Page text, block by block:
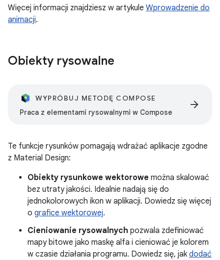
Więcej informacji znajdziesz w artykule Wprowadzenie do
animacji.
Obiekty rysowalne
WYPRÓBUJ METODĘ COMPOSE
Praca z elementami rysowalnymi w Compose
arrow_forward
Te funkcje rysunków pomagają wdrażać aplikacje zgodne
z Material Design:
Obiekty rysunkowe wektorowe można skalować
bez utraty jakości. Idealnie nadają się do
jednokolorowych ikon w aplikacji. Dowiedz się więcej
o grafice wektorowej.
Cieniowanie rysowalnych pozwala zdefiniować
mapy bitowe jako maskę alfa i cieniować je kolorem
w czasie działania programu. Dowiedz się, jak dodać